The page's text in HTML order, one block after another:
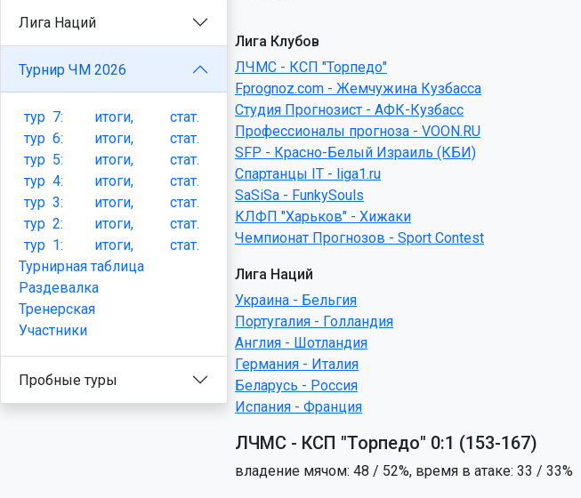
Лига Наций
Турнир ЧМ 2026
тур7: итоги,
стат.
тур6: итоги,
стат.
тур5: итоги,
стат.
тур4: итоги,
стат.
тур3: итоги,
стат.
тур2: итоги,
стат.
тур1: итоги,
стат.
Турнирная таблица
Раздевалка
Тренерская
Участники
Пробные туры
Лига Клубов
ЛЧМС - КСП "Торпедо"
Fprognoz.com - Жемчужина Кузбасса
Студия Прогнозист - АФК-Кузбасс
Профессионалы прогноза - VOON.RU
SFP - Красно-Белый Израиль (КБИ)
Спартанцы IT - liga1.ru
SaSiSa - FunkySouls
КЛФП "Харьков" - Хижаки
Чемпионат Прогнозов - Sport Contest
Лига Наций
Украина - Бельгия
Португалия - Голландия
Англия - Шотландия
Германия - Италия
Беларусь - Россия
Испания - Франция
ЛЧМС - КСП "Торпедо" 0:1 (153-167)
владение мячом: 48 / 52%, время в атаке: 33 / 33%